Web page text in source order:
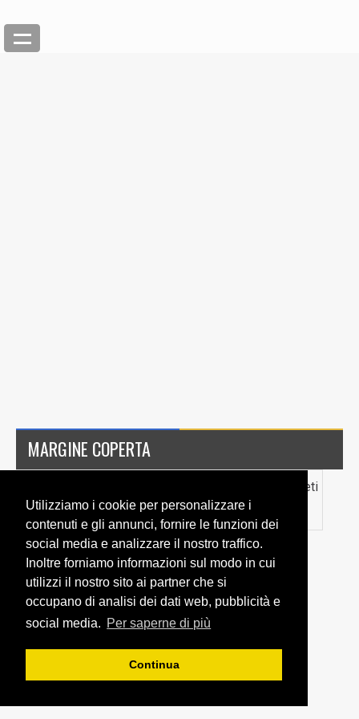
Utilizziamo i cookie per personalizzare i
contenuti e gli annunci, fornire le funzioni dei
social media e analizzare il nostro traffico.
Inoltre forniamo informazioni sul modo in cui
utilizzi il nostro sito ai partner che si
occupano di analisi dei dati web, pubblicità e
social media. Per saperne di più
Continua
MARGINE COPERTA
nascita
2019/2020
Reti